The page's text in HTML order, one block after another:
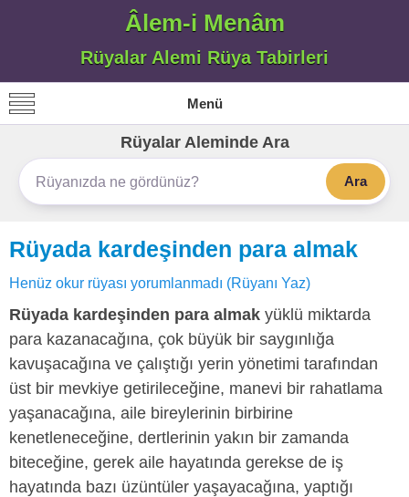
Âlem-i Menâm
Rüyalar Alemi Rüya Tabirleri
Menü
Rüyalar Aleminde Ara
Ara
Rüyada kardeşinden para almak
Henüz okur rüyası yorumlanmadı (Rüyanı Yaz)
Rüyada kardeşinden para almak yüklü miktarda
para kazanacağına, çok büyük bir saygınlığa
kavuşacağına ve çalıştığı yerin yönetimi tarafından
üst bir mevkiye getirileceğine, manevi bir rahatlama
yaşanacağına, aile bireylerinin birbirine
kenetleneceğine, dertlerinin yakın bir zamanda
biteceğine, gerek aile hayatında gerekse de iş
hayatında bazı üzüntüler yaşayacağına, yaptığı